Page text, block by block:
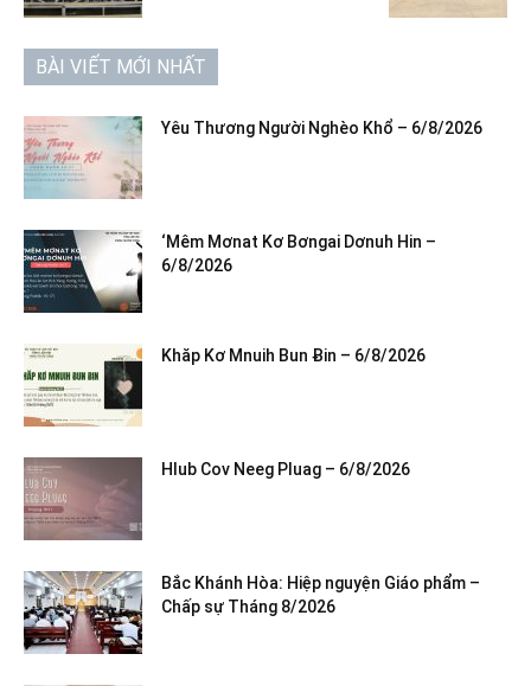
BÀI VIẾT MỚI NHẤT
Yêu Thương Người Nghèo Khổ – 6/8/2026
‘Mêm Mơnat Kơ Bơngai Dơnuh Hin –
6/8/2026
Khăp Kơ Mnuih Bun Ƀin – 6/8/2026
Hlub Cov Neeg Pluag – 6/8/2026
Bắc Khánh Hòa: Hiệp nguyện Giáo phẩm –
Chấp sự Tháng 8/2026